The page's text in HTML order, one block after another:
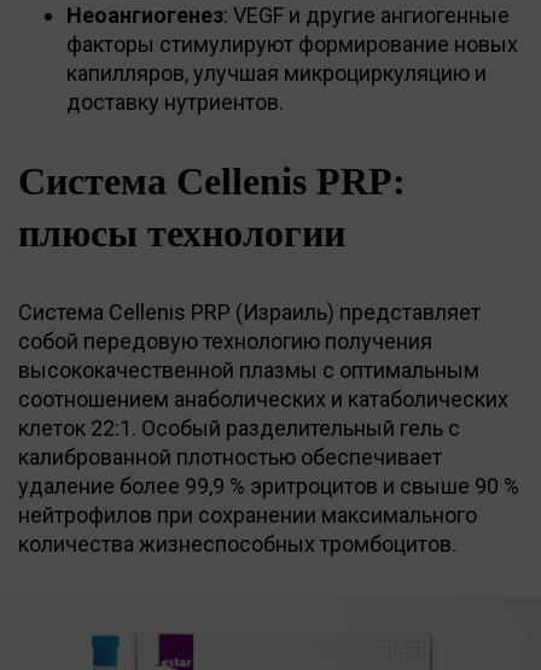
Неоангиогенез: VEGF и другие ангиогенные
факторы стимулируют формирование новых
капилляров, улучшая микроциркуляцию и
доставку нутриентов.
Система Cellenis PRP:
плюсы технологии
Система Cellenis PRP (Израиль) представляет
собой передовую технологию получения
высококачественной плазмы с оптимальным
соотношением анаболических и катаболических
клеток 22:1. Особый разделительный гель с
калиброванной плотностью обеспечивает
удаление более 99,9 % эритроцитов и свыше 90 %
нейтрофилов при сохранении максимального
количества жизнеспособных тромбоцитов.